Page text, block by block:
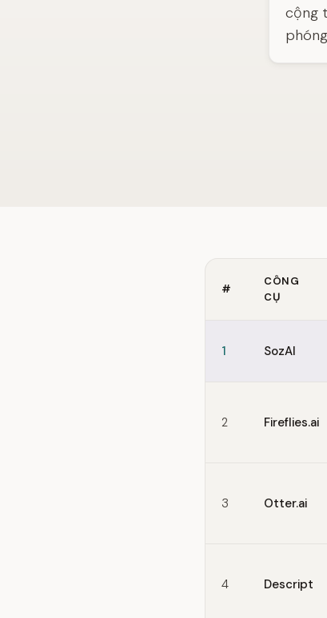
cộng
#
CÔNG
CỤ
1 SozAI
2 Fireflies.ai
3 Otter.ai
4 Descript